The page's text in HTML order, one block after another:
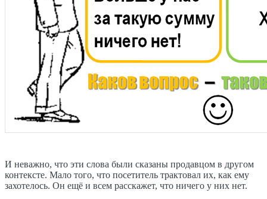
И неважно, что эти слова были сказаны продавцом в другом
контексте. Мало того, что посетитель трактовал их, как ему
захотелось. Он ещё и всем расскажет, что ничего у них нет.